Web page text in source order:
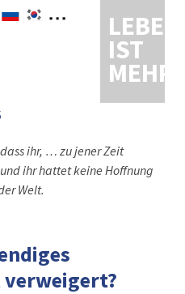
LEBEN
IST
MEHR
ihr, … zu jener Zeit
ihr hattet keine Hoffnung
Welt.